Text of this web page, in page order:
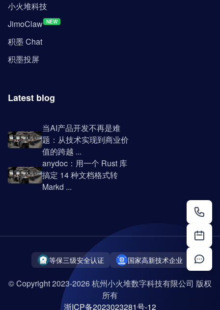
小火堆科技
JimoClaw NEW
积墨 Chat
积墨投屏
Latest blog
当AI产品开发不再是难
题：从技术实现到商业价
值的跨越 ...
anydoc：用一个 Rust 库
搞定 14 种文档格式转
Markd ...
等保三级安全认证 国家高新技术企业
© Copyright 2023-2026 杭州小火堆数字科技有限公司 版权
所有
浙ICP备2023023281号-12